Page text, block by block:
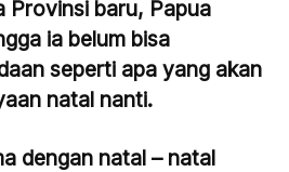
Provinsi baru, Papua
ia belum bisa
seperti apa yang akan
natal nanti.
dengan natal – natal